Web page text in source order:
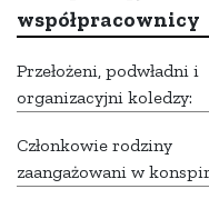
współpracownicy
Przełożeni, podwładni i
organizacyjni koledzy:
Członkowie rodziny
zaangażowani w